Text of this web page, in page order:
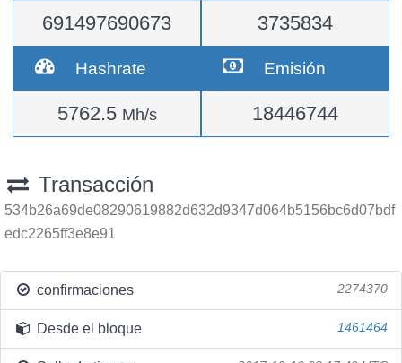
691497690673 3735834
Hashrate
5762.5 Mh/s
Emisión
18446744
Transacción
534b26a69de08290619882d632d9347d064b5156bc6d07bdf
edc2265ff3e8e91
confirmaciones 2274370
Desde el bloque 1461464